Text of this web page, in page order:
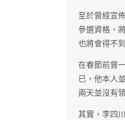
至於曾經宣
參選資格，
也將會得不
在春節前曾
已，他本人
兩天並沒有
其實，李四